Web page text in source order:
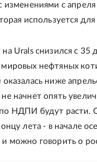
изменениями с
используется для
Urals снизился с 35
нефтяных
оказалась ниже
начнет опять
НДПИ будут расти.
лета - в начале
можно говорить о